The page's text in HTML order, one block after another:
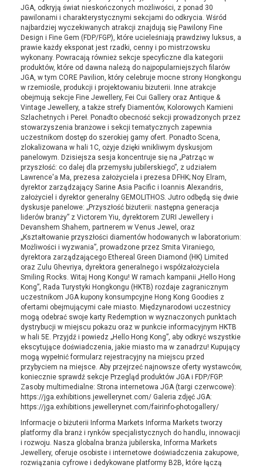
JGA, odkryją świat nieskończonych możliwości, z ponad 30
pawilonami i charakterystycznymi sekcjami do odkrycia. Wśród
najbardziej wyczekiwanych atrakcji znajdują się Pawilony Fine
Design i Fine Gem (FDP/FGP), które ucieleśniają prawdziwy luksus, a
prawie każdy eksponat jest rzadki, cenny i po mistrzowsku
wykonany. Powracają również sekcje specyficzne dla kategorii
produktów, które od dawna należą do najpopularniejszych filarów
JGA, w tym CORE Pavilion, który celebruje mocne strony Hongkongu
w rzemiośle, produkcji i projektowaniu biżuterii. Inne atrakcje
obejmują sekcje Fine Jewellery, Fei Cui Gallery oraz Antique &
Vintage Jewellery, a także strefy Diamentów, Kolorowych Kamieni
Szlachetnych i Pereł. Ponadto obecność sekcji prowadzonych przez
stowarzyszenia branżowe i sekcji tematycznych zapewnia
uczestnikom dostęp do szerokiej gamy ofert. Ponadto Scena,
zlokalizowana w hali 1C, ożyje dzięki wnikliwym dyskusjom
panelowym. Dzisiejsza sesja koncentruje się na „Patrząc w
przyszłość: co dalej dla przemysłu jubilerskiego”, z udziałem
Lawrence'a Ma, prezesa założyciela i prezesa DFHK; Noy Elram,
dyrektor zarządzający Sarine Asia Pacific i Ioannis Alexandris,
założyciel i dyrektor generalny GEMOLITHOS. Jutro odbędą się dwie
dyskusje panelowe: „Przyszłość biżuterii: następna generacja
liderów branży” z Victorem Yiu, dyrektorem ZURI Jewellery i
Devanshem Shahem, partnerem w Venus Jewel, oraz
„Kształtowanie przyszłości diamentów hodowanych w laboratorium:
Możliwości i wyzwania”, prowadzone przez Smita Viraniego,
dyrektora zarządzającego Ethereal Green Diamond (HK) Limited
oraz Zulu Ghevriya, dyrektora generalnego i współzałożyciela
Smiling Rocks. Witaj Hong Kongu! W ramach kampanii „Hello Hong
Kong”, Rada Turystyki Hongkongu (HKTB) rozdaje zagranicznym
uczestnikom JGA kupony konsumpcyjne Hong Kong Goodies z
ofertami obejmującymi całe miasto. Międzynarodowi uczestnicy
mogą odebrać swoje karty Redemption w wyznaczonych punktach
dystrybucji w miejscu pokazu oraz w punkcie informacyjnym HKTB
w hali 5E. Przyjdź i powiedz „Hello Hong Kong”, aby odkryć wszystkie
ekscytujące doświadczenia, jakie miasto ma w zanadrzu! Kupujący
mogą wypełnić formularz rejestracyjny na miejscu przed
przybyciem na miejsce. Aby przejrzeć najnowsze oferty wystawców,
koniecznie sprawdź sekcje Przegląd produktów JGA i FDP/FGP.
Zasoby multimedialne: Strona internetowa JGA (targi czerwcowe):
https://jga.exhibitions.jewellerynet.com/ Galeria zdjęć JGA:
https://jga.exhibitions.jewellerynet.com/fairinfo-photogallery/
Informacje o biżuterii Informa Markets Informa Markets tworzy
platformy dla branż i rynków specjalistycznych do handlu, innowacji
i rozwoju. Nasza globalna branża jubilerska, Informa Markets
Jewellery, oferuje osobiste i internetowe doświadczenia zakupowe,
rozwiązania cyfrowe i dedykowane platformy B2B, które łączą